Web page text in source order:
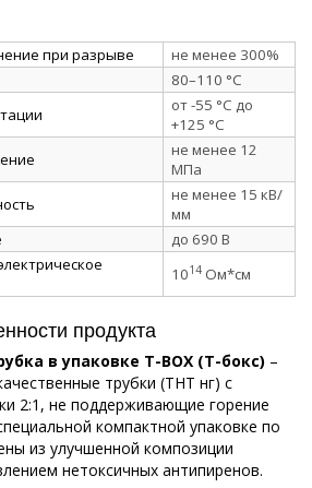
при разрыве
не менее 300%
80–110 °C
от -55 °C до
+125 °C
не менее 12
МПа
не менее 15 кВ/
мм
до 690 В
1014 Ом*см
продукта
в упаковке Т-ВОХ (Т-бокс) –
трубки (ТНТ нг) с
2:1, не поддерживающие горение
компактной упаковке по
из улучшенной композиции
нетоксичных антипиренов.